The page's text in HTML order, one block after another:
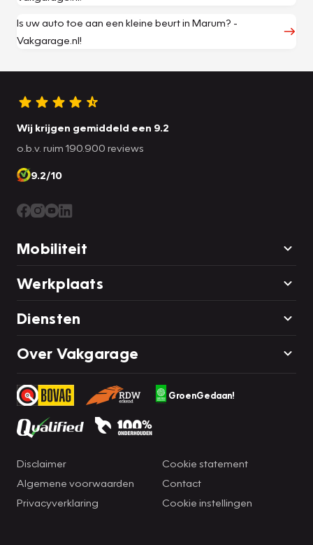
Is uw auto toe aan een kleine beurt in Marum? -
Vakgarage.nl!
Wij krijgen gemiddeld een 9.2
o.b.v. ruim 190.900 reviews
9.2/10
Mobiliteit
Werkplaats
Diensten
Over Vakgarage
GroenGedaan!
Disclaimer
Algemene voorwaarden
Privacyverklaring
Cookie statement
Contact
Cookie instellingen